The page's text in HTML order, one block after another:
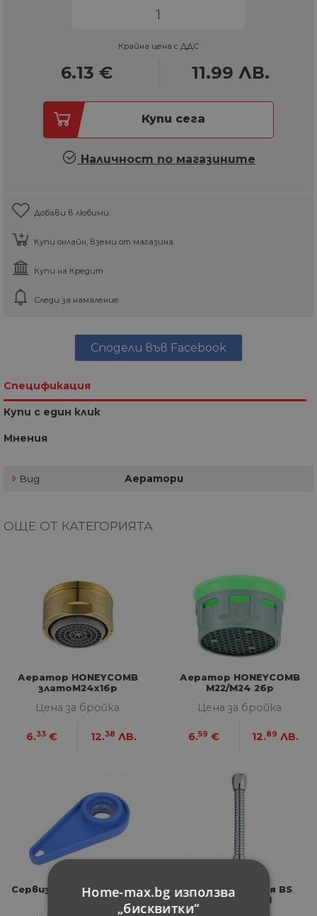
Крайна цена с ДДС
6.13 € 11.99 ЛВ.
Купи сега
Наличност по магазините
Добави в любими
Купи онлайн, вземи от магазина
Купи на Кредит
Следи за намаление
Сподели във Facebook
Спецификация
Купи с един клик
Мнения
Вид Аератори
ОЩЕ ОТ КАТЕГОРИЯТА
Аератор HONEYCOMB
златоM24x1бр
Цена за бройка
6.33 € 12.38 ЛВ.
Аератор HONEYCOMB
M22/М24 2бр
Цена за бройка
6.59 € 12.89 ЛВ.
Сервизен ключ NEOPERL
Маркуч за кухня BS
M22x1/M24x1
Home-max.bg използва
„бисквитки“